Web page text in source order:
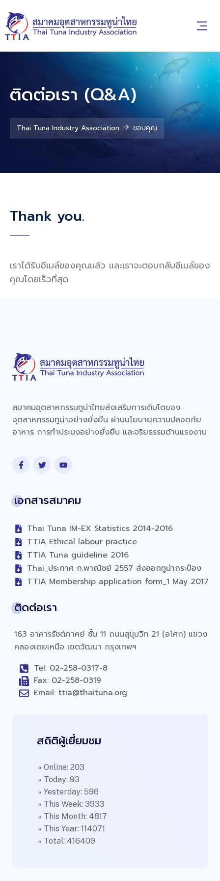
ติดต่อเรา (Q&A)
Thai Tuna Industry Association ขอบคุณ
Thank you.
เราได้รับอีเมล์ของคุณแล้ว และเราจะตอบกลับอีเมล์ของ
คุณโดยเร็วที่สุด
สมาคมอุตสาหกรรมทูน่าไทยส่งเสริมการเติบโตของ
อุตสาหกรรมทูน่าอย่างยั่งยืน ผ่านนโยบายความปลอดภัย
อาหาร การทำประมงอย่างยั่งยืน และจริยธรรมด้านแรงงาน
เอกสารสมาคม
Thai Tuna IM-EX Statistics 2014-2016
TTIA Ethical labour practice
TTIA Tuna guideline 2016
Thai_ประกาศ ก.พาณิชย์ 2557 ส่งออกทูน่ากระป๋อง
TTIA Membership application form_1 May 2017
ติดต่อเรา
163 อาคารรัชต์ภาคย์ ชั้น 11 ถนนสุขุมวิท 21 (อโศก) แขวง
คลองเตยเหนือ เขตวัฒนา กรุงเทพฯ
Tel: 02-258-0317-8
Fax: 02-258-0319
Email: ttia@thaituna.org
สถิติผู้เยี่ยมชม
» Online: 203
» Today: 93
» Yesterday: 596
» This Week: 3933
» This Month: 4817
» This Year: 114071
» Total: 416409